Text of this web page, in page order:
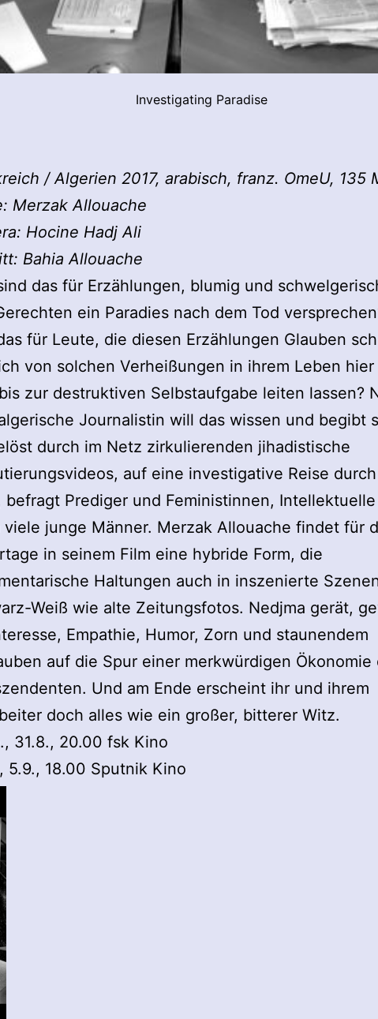
Investigating Paradise
/ Algerien 2017, arabisch, franz. OmeU, 135
Merzak Allouache
Hocine Hadj Ali
Bahia Allouache
das für Erzählungen, blumig und
ein Paradies nach dem Tod
für Leute, die diesen Erzählungen Glauben
von solchen Verheißungen in ihrem Leben
zur destruktiven Selbstaufgabe leiten lassen?
Journalistin will das wissen und begibt
durch im Netz zirkulierenden jihadistische
auf eine investigative Reise
befragt Prediger und Feministinnen,
viele junge Männer. Merzak Allouache findet für
in seinem Film eine hybride Form, die
Haltungen auch in inszenierte
Weiß wie alte Zeitungsfotos. Nedjma gerät,
Empathie, Humor, Zorn und staunendem
auf die Spur einer merkwürdigen Ökonomie
Und am Ende erscheint ihr und ihrem
doch alles wie ein großer, bitterer Witz.
31.8., 20.00 fsk Kino
5.9., 18.00 Sputnik Kino